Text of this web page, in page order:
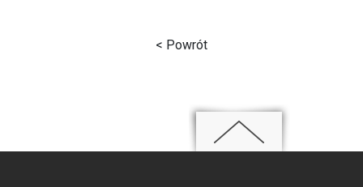
< Powrót